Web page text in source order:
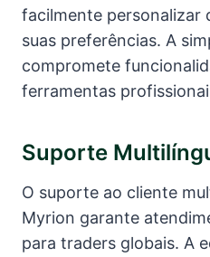
facilmente personalizar
suas preferências. A
compromete
ferramentas
Suporte
O suporte ao cliente
Myrion garante
para traders globais. A